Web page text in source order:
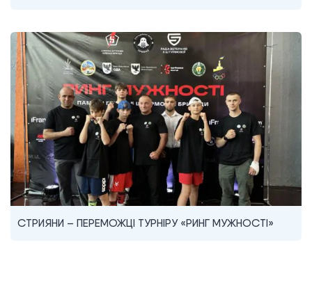
СТРИЯНИ – ПЕРЕМОЖЦІ ТУРНІРУ «РИНГ МУЖНОСТІ»